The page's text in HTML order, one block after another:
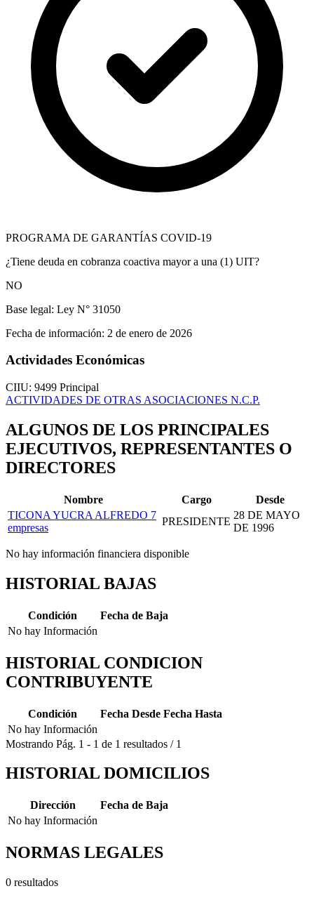
PROGRAMA DE GARANTÍAS COVID-19
¿Tiene deuda en cobranza coactiva mayor a una (1) UIT?
NO
Base legal: Ley N° 31050
Fecha de información: 2 de enero de 2026
Actividades Económicas
CIIU: 9499 Principal
ACTIVIDADES DE OTRAS ASOCIACIONES N.C.P.
ALGUNOS DE LOS PRINCIPALES
EJECUTIVOS, REPRESENTANTES O
DIRECTORES
Nombre Cargo
Desde
TICONA YUCRA ALFREDO 7
empresas
PRESIDENTE
28 DE MAYO
DE 1996
No hay información financiera disponible
HISTORIAL BAJAS
Condición
Fecha de Baja
No hay Información
HISTORIAL CONDICION
CONTRIBUYENTE
Condición Fecha Desde Fecha Hasta
No hay Información
Mostrando Pág. 1 - 1 de 1 resultados / 1
HISTORIAL DOMICILIOS
Dirección
Fecha de Baja
No hay Información
NORMAS LEGALES
0 resultados